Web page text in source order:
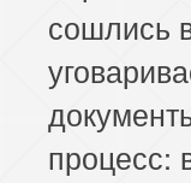
сошлись
процесс: